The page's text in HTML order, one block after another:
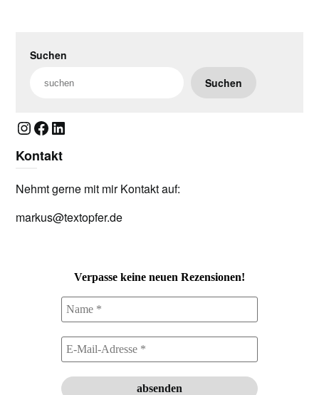
Suchen
Suchen
Instagram
Facebook
LinkedIn
Kontakt
Nehmt gerne mit mir Kontakt auf:
markus@textopfer.de
Verpasse keine neuen Rezensionen!